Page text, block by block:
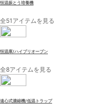
恒温振とう培養機
全51アイテムを見る
恒温庫/ハイブリオーブン
全8アイテムを見る
遠心式濃縮機/低温トラップ